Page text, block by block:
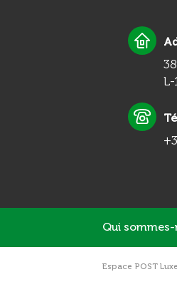
Qui sommes-
Espace POST